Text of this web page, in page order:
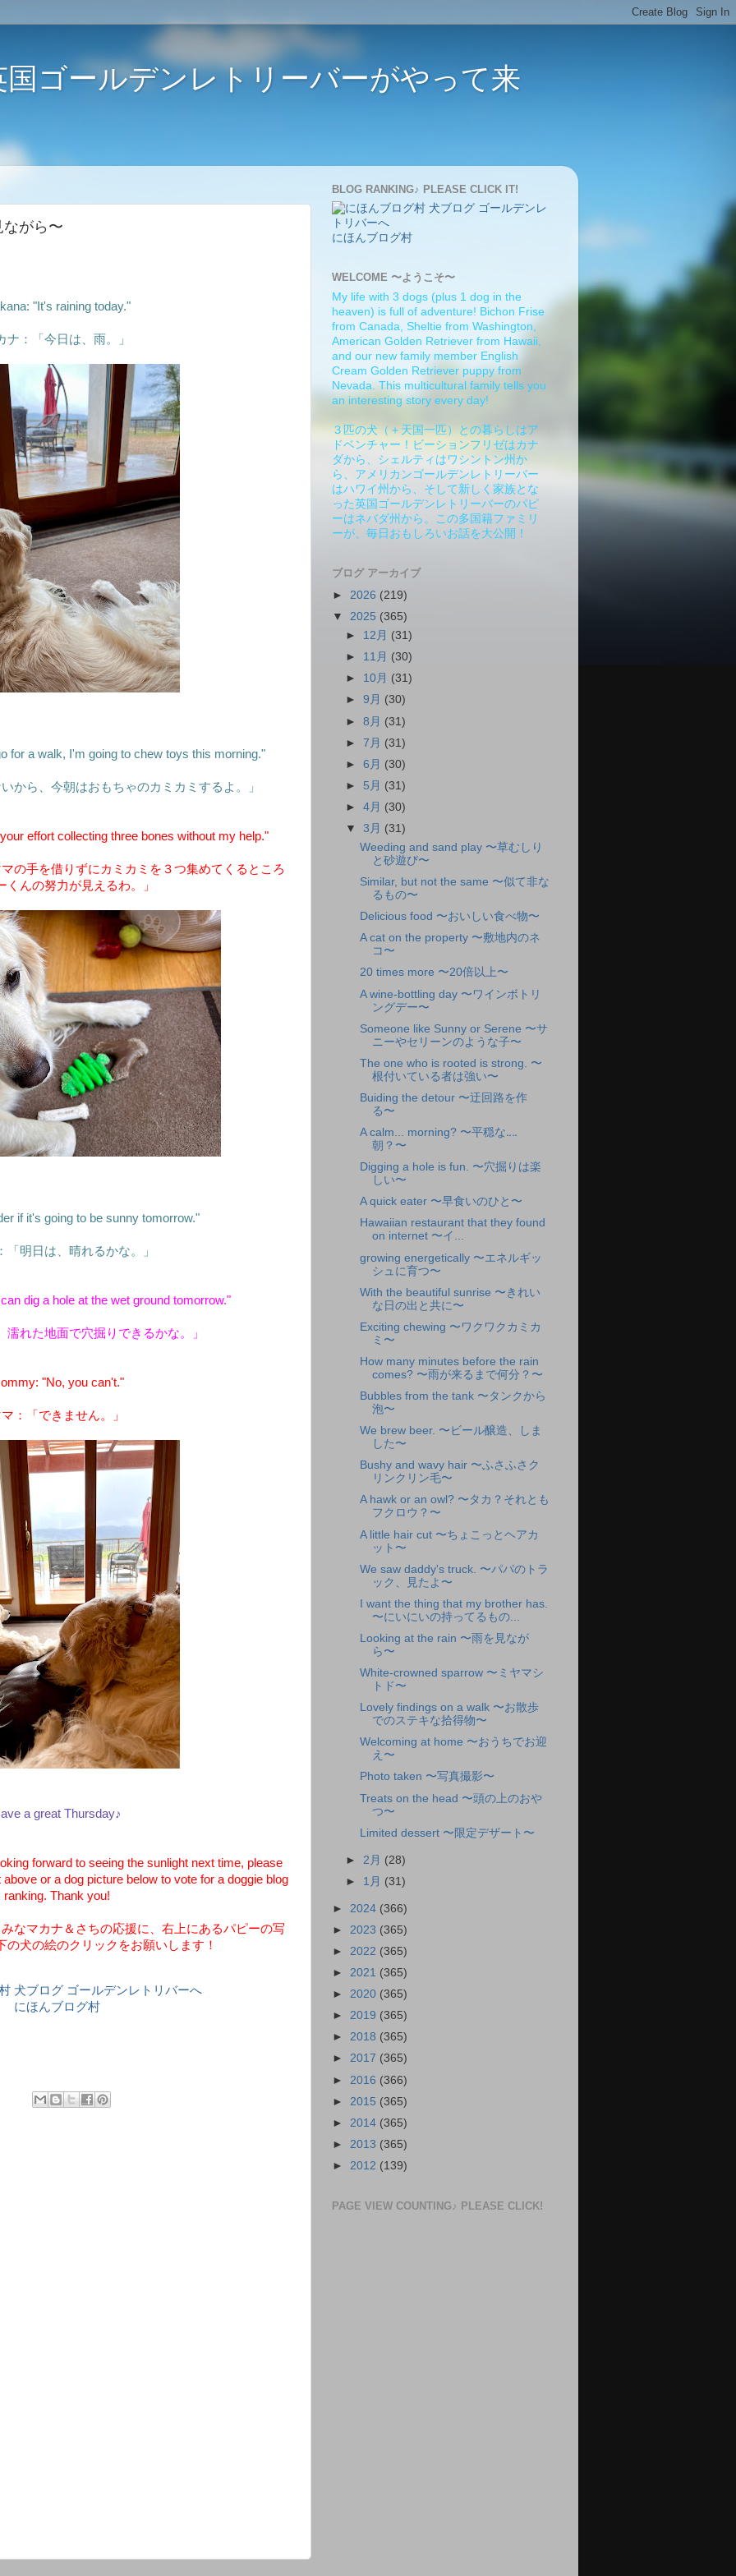
ゴールデンレトリーバーがやって来
がら〜
"It's raining today."
ナ：「今日は、雨。」
for a walk, I'm going to chew toys this morning."
から、今朝はおもちゃのカミカミするよ。」
effort collecting three bones without my help."
の手を借りずにカミカミを３つ集めてくるところ
くんの努力が見えるわ。」
if it's going to be sunny tomorrow."
「明日は、晴れるかな。」
dig a hole at the wet ground tomorrow."
濡れた地面で穴掘りできるかな。」
"No, you can't."
：「できません。」
a great Thursday♪
forward to seeing the sunlight next time, please
or a dog picture below to vote for a doggie blog
ranking. Thank you!
なマカナ＆さちの応援に、右上にあるパピーの写
の犬の絵のクリックをお願いします！
にほんブログ村
BLOG RANKING♪ PLEASE CLICK IT!
にほんブログ村
WELCOME 〜ようこそ〜
My life with 3 dogs (plus 1 dog in the
heaven) is full of adventure! Bichon Frise
from Canada, Sheltie from Washington,
American Golden Retriever from Hawaii,
and our new family member English
Cream Golden Retriever puppy from
Nevada. This multicultural family tells you
an interesting story every day!
３匹の犬（＋天国一匹）との暮らしはア
ドベンチャー！ビーションフリゼはカナ
ダから、シェルティはワシントン州か
ら、アメリカンゴールデンレトリーバー
はハワイ州から、そして新しく家族とな
った英国ゴールデンレトリーバーのパピ
ーはネバダ州から。この多国籍ファミリ
ーが、毎日おもしろいお話を大公開！
ブログ アーカイブ
► 2026 (219)
▼ 2025 (365)
► 12月 (31)
► 11月 (30)
► 10月 (31)
►9月 (30)
►8月 (31)
►7月 (31)
►6月 (30)
► 5月 (31)
►4月 (30)
▼3月 (31)
Weeding and sand play 〜草むしり
と砂遊び〜
Similar, but not the same 〜似て非な
るもの〜
Delicious food 〜おいしい食べ物〜
A cat on the property 〜敷地内のネ
コ〜
20 times more 〜20倍以上〜
A wine-bottling day 〜ワインボトリ
ングデー〜
Someone like Sunny or Serene 〜サ
ニーやセリーンのような子〜
The one who is rooted is strong. 〜
根付いている者は強い〜
Buiding the detour 〜迂回路を作
る〜
A calm... morning? 〜平穏な‥‥
朝？〜
Digging a hole is fun. 〜穴掘りは楽
しい〜
A quick eater 〜早食いのひと〜
Hawaiian restaurant that they found
on internet 〜イ...
growing energetically 〜エネルギッ
シュに育つ〜
With the beautiful sunrise 〜きれい
な日の出と共に〜
Exciting chewing 〜ワクワクカミカ
ミ〜
How many minutes before the rain
comes? 〜雨が来るまで何分？〜
Bubbles from the tank 〜タンクから
泡〜
We brew beer. 〜ビール醸造、しま
した〜
Bushy and wavy hair 〜ふさふさク
リンクリン毛〜
A hawk or an owl? 〜タカ？それとも
フクロウ？〜
A little hair cut 〜ちょこっとヘアカ
ット〜
We saw daddy's truck. 〜パパのトラ
ック、見たよ〜
I want the thing that my brother has.
〜にいにいの持ってるもの...
Looking at the rain 〜雨を見なが
ら〜
White-crowned sparrow 〜ミヤマシ
トド〜
Lovely findings on a walk 〜お散歩
でのステキな拾得物〜
Welcoming at home 〜おうちでお迎
え〜
Photo taken 〜写真撮影〜
Treats on the head 〜頭の上のおや
つ〜
Limited dessert 〜限定デザート〜
► 2月 (28)
► 1月 (31)
► 2024 (366)
► 2023 (365)
► 2022 (365)
► 2021 (365)
► 2020 (365)
► 2019 (365)
► 2018 (365)
► 2017 (365)
► 2016 (366)
► 2015 (365)
► 2014 (365)
► 2013 (365)
► 2012 (139)
PAGE VIEW COUNTING♪ PLEASE CLICK!